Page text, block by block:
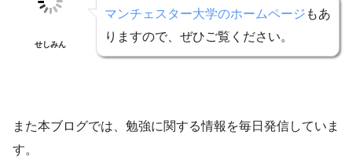
せしみん
マンチェスター大学のホームページ もあ
りますので、ぜひご覧ください。
また本ブログでは、勉強に関する情報を毎日発信していま
す。